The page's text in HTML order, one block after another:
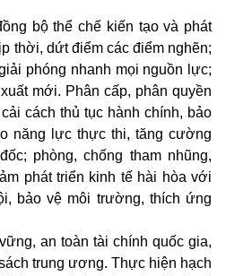
bộ thể chế kiến tạo và phát
thời, dứt điểm các điểm nghẽn;
phóng nhanh mọi nguồn lực;
mới. Phân cấp, phân quyền
cách thủ tục hành chính, bảo
năng lực thực thi, tăng cường
phòng, chống tham nhũng,
phát triển kinh tế hài hòa với
bảo vệ môi trường, thích ứng
an toàn tài chính quốc gia,
trung ương. Thực hiện hạch